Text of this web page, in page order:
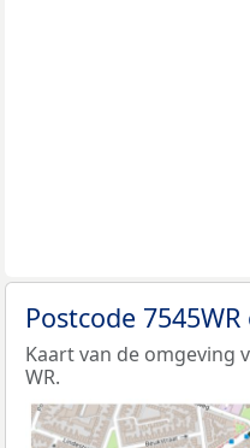
Postcode
Kaart van de omgeving
WR.